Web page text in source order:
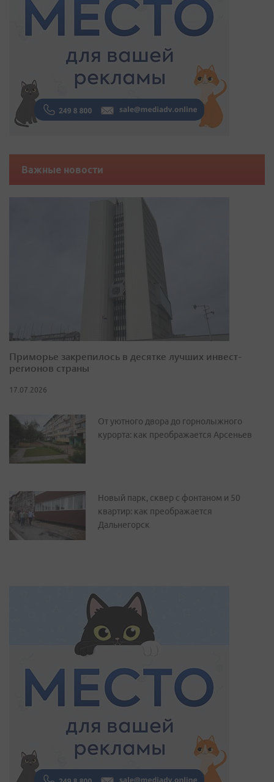
Важные новости
Приморье закрепилось в десятке лучших инвест-
регионов страны
17.07.2026
От уютного двора до горнолыжного
курорта: как преображается Арсеньев
Новый парк, сквер с фонтаном и 50
квартир: как преображается
Дальнегорск